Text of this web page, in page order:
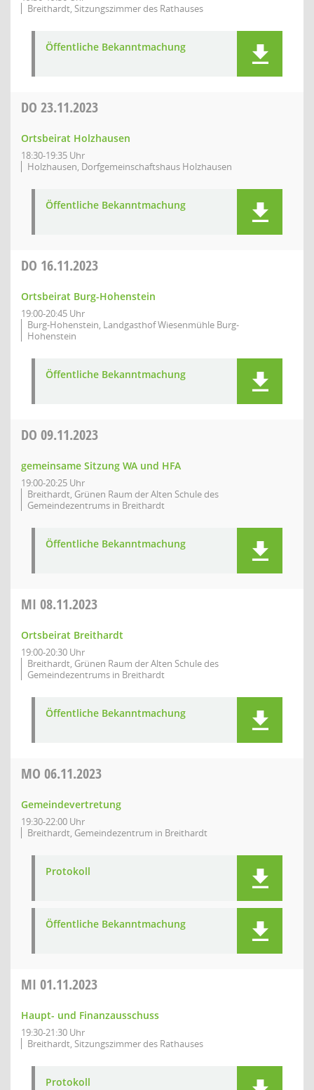
Breithardt, Sitzungszimmer des Rathauses
Öffentliche Bekanntmachung
DO 23.11.2023
Ortsbeirat Holzhausen
18:30-19:35 Uhr
Holzhausen, Dorfgemeinschaftshaus Holzhausen
Öffentliche Bekanntmachung
DO 16.11.2023
Ortsbeirat Burg-Hohenstein
19:00-20:45 Uhr
Burg-Hohenstein, Landgasthof Wiesenmühle Burg-
Hohenstein
Öffentliche Bekanntmachung
DO 09.11.2023
gemeinsame Sitzung WA und HFA
19:00-20:25 Uhr
Breithardt, Grünen Raum der Alten Schule des
Gemeindezentrums in Breithardt
Öffentliche Bekanntmachung
MI 08.11.2023
Ortsbeirat Breithardt
19:00-20:30 Uhr
Breithardt, Grünen Raum der Alten Schule des
Gemeindezentrums in Breithardt
Öffentliche Bekanntmachung
MO 06.11.2023
Gemeindevertretung
19:30-22:00 Uhr
Breithardt, Gemeindezentrum in Breithardt
Protokoll
Öffentliche Bekanntmachung
MI 01.11.2023
Haupt- und Finanzausschuss
19:30-21:30 Uhr
Breithardt, Sitzungszimmer des Rathauses
Protokoll